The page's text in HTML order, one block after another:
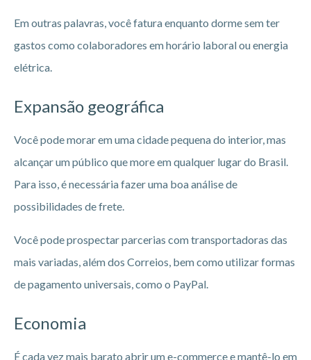
Em outras palavras, você fatura enquanto dorme sem ter
gastos como colaboradores em horário laboral ou energia
elétrica.
Expansão geográfica
Você pode morar em uma cidade pequena do interior, mas
alcançar um público que more em qualquer lugar do Brasil.
Para isso, é necessária fazer uma boa análise de
possibilidades de frete.
Você pode prospectar parcerias com transportadoras das
mais variadas, além dos Correios, bem como utilizar formas
de pagamento universais, como o PayPal.
Economia
É cada vez mais barato abrir um e-commerce e mantê-lo em